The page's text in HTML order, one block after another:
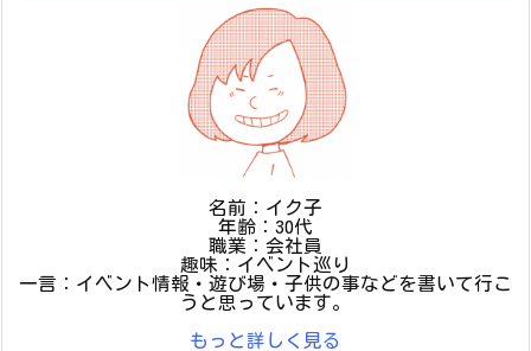
名前：イク子
年齢：30代
職業：会社員
趣味：イベント巡り
一言：イベント情報・遊び場・子供の事などを書いて行こ
うと思っています。
もっと詳しく見る